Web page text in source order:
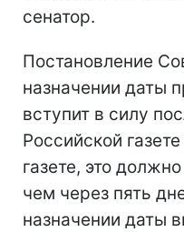
сенатор.
Постановление
назначении даты
вступит в силу
Российской
газете, это
чем через пять
назначении даты